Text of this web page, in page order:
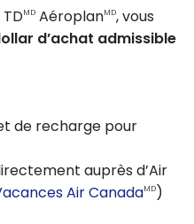
MD AéroplanMD, vous
d’achat admissible
de recharge pour
auprès d’Air
Air CanadaMD)